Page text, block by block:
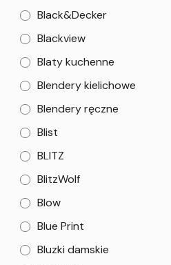
Black&Decker
Blackview
Blaty kuchenne
Blendery kielichowe
Blendery ręczne
Blist
BLITZ
BlitzWolf
Blow
Blue Print
Bluzki damskie